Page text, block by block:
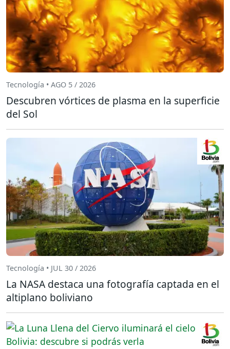
Tecnología • AGO 5 / 2026
Descubren vórtices de plasma en la superficie
del Sol
Tecnología • JUL 30 / 2026
La NASA destaca una fotografía captada en el
altiplano boliviano